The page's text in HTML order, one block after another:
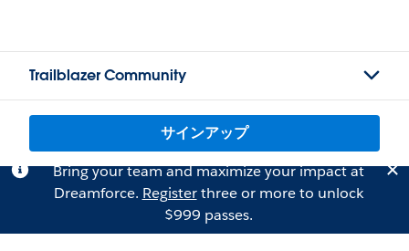
Trailblazer Community
サインアップ
Bring your team and maximize your impact at
Dreamforce. Registerthree or more to unlock
$999 passes.